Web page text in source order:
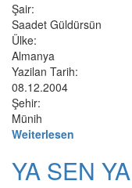
Şair:
Saadet Güldürsün
Ülke:
Almanya
Yazilan Tarih:
08.12.2004
Şehir:
Münih
Weiterlesen
YA SEN